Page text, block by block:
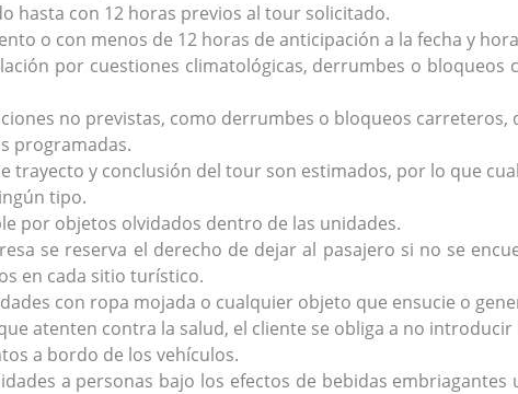
hasta con 12 horas previos al tour solicitado.
o con menos de 12 horas de anticipación a la fecha y
por cuestiones climatológicas, derrumbes o
no previstas, como derrumbes o bloqueos
programadas.
trayecto y conclusión del tour son estimados, por lo que
tipo.
por objetos olvidados dentro de las unidades.
se reserva el derecho de dejar al pasajero si no se
en cada sitio turístico.
con ropa mojada o cualquier objeto que ensucie o
atenten contra la salud, el cliente se obliga a no
a bordo de los vehículos.
a personas bajo los efectos de bebidas